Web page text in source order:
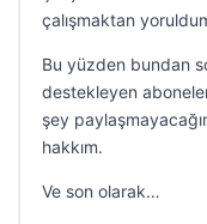
çalışmaktan
Bu yüzden bundan
destekleyen
şey
hakkım.
Ve son olarak…